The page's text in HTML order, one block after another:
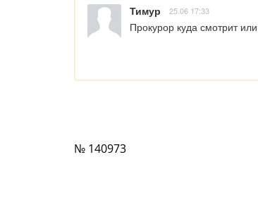
Тимур 25.06 17:33
Прокурор куда смотрит
№ 140973